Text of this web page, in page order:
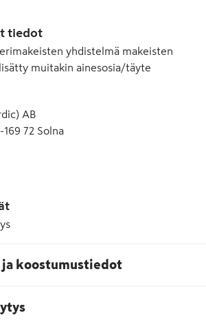
tiedot
yhdistelmä makeisten
muitakin ainesosia/täyte
AB
72 Solna
ja koostumustiedot